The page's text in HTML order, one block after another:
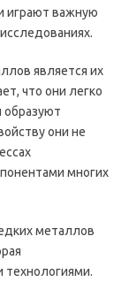
играют важную
является их
что они легко
образуют
они не
многих
металлов
технологиями.